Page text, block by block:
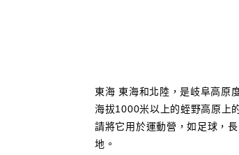
東海 東海和北陸，是岐阜高原
海拔1000米以上的蛭野高原上
請將它用於運動營，如足球，
地。